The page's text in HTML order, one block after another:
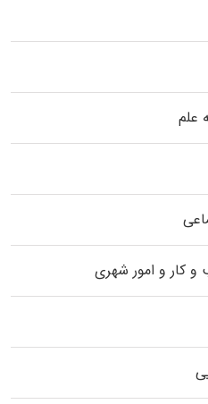
علم
کار و امور شهری